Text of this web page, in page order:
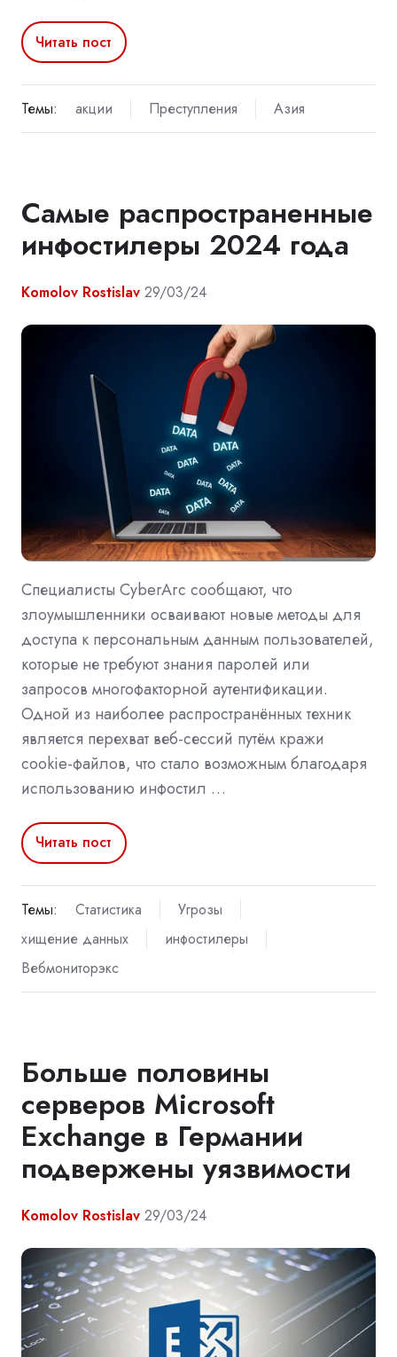
Читать пост
Темы: акции Преступления Азия
Самые распространенные
инфостилеры 2024 года
Komolov Rostislav 29/03/24
Специалисты CyberArc сообщают, что
злоумышленники осваивают новые методы для
доступа к персональным данным пользователей,
которые не требуют знания паролей или
запросов многофакторной аутентификации.
Одной из наиболее распространённых техник
является перехват веб-сессий путём кражи
cookie-файлов, что стало возможным благодаря
использованию инфостил …
Читать пост
Темы: Статистика
Угрозы
хищение данных
инфостилеры
Вебмониторэкс
Больше половины
серверов Microsoft
Exchange в Германии
подвержены уязвимости
Komolov Rostislav 29/03/24